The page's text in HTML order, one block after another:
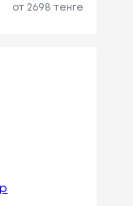
от 2698 тенге